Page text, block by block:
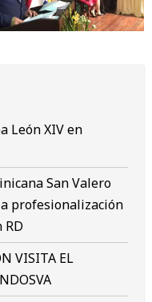
León XIV en
San Valero
profesionalización
VISITA EL